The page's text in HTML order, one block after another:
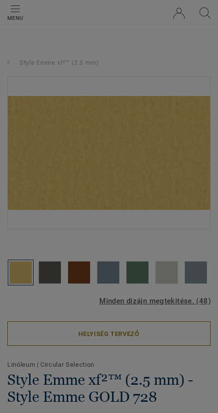
MENU
Style Emme xf²™ (2.5 mm)
Minden dizájn megtekitése. (48)
HELYISÉG TERVEZŐ
Linóleum | Circular Selection
Style Emme xf²™ (2.5 mm) -
Style Emme GOLD 728